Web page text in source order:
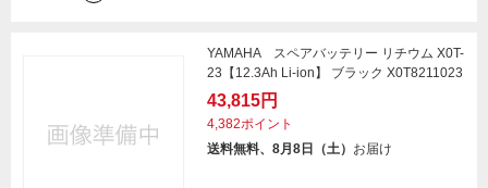
YAMAHA スペアバッテリー リチウム X0T-
23【12.3Ah Li-ion】 ブラック X0T8211023
43,815円
4,382ポイント
送料無料、8月8日（土） お届け